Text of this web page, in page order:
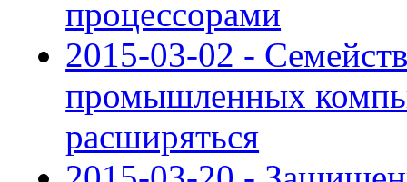
процессорами
2015-03-02 -
промышленных
расширяться